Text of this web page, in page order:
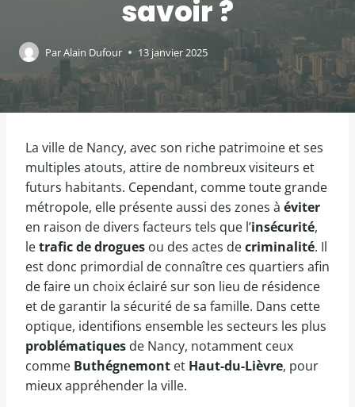
savoir ?
ParAlain Dufour 13 janvier 2025
La ville de Nancy, avec son riche patrimoine et ses
multiples atouts, attire de nombreux visiteurs et
futurs habitants. Cependant, comme toute grande
métropole, elle présente aussi des zones à éviter
en raison de divers facteurs tels que l’insécurité,
letrafic de drogues ou des actes decriminalité. Il
est donc primordial de connaître ces quartiers afin
de faire un choix éclairé sur son lieu de résidence
et de garantir la sécurité de sa famille. Dans cette
optique, identifions ensemble les secteurs les plus
problématiques de Nancy, notamment ceux
comme Buthégnemont et Haut-du-Lièvre, pour
mieux appréhender la ville.